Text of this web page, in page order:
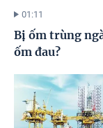
01:11
Bị ốm trùng
ốm đau?